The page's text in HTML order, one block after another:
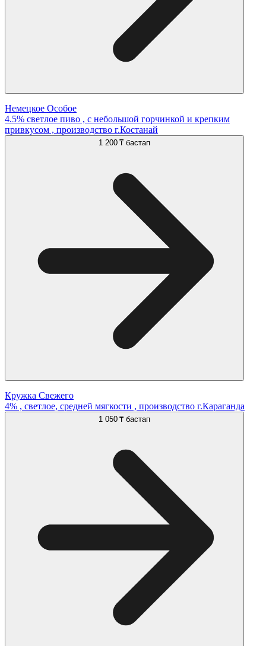
Немецкое Особое
4.5% светлое пиво , с небольшой горчинкой и крепким
привкусом , производство г.Костанай
1 200 ₸ бастап
Кружка Свежего
4% , светлое, средней мягкости , производство г.Караганда
1 050 ₸ бастап